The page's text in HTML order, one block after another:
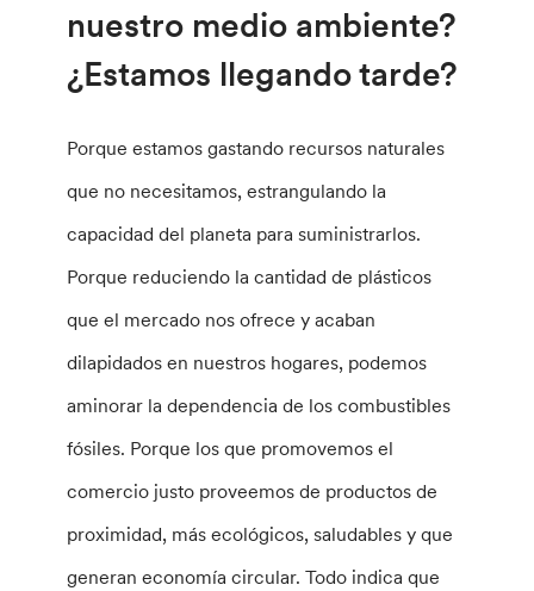
nuestro medio ambiente?
¿Estamos llegando tarde?
Porque estamos gastando recursos naturales
que no necesitamos, estrangulando la
capacidad del planeta para suministrarlos.
Porque reduciendo la cantidad de plásticos
que el mercado nos ofrece y acaban
dilapidados en nuestros hogares, podemos
aminorar la dependencia de los combustibles
fósiles. Porque los que promovemos el
comercio justo proveemos de productos de
proximidad, más ecológicos, saludables y que
generan economía circular. Todo indica que